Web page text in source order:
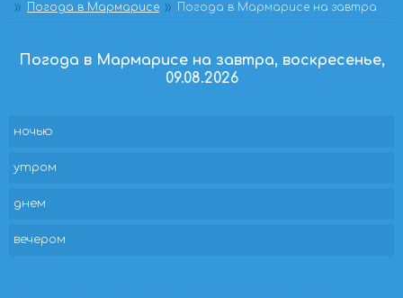
Погода в Мармарисе
Погода в Мармарисе на завтра
Погода в Мармарисе на завтра, воскресенье,
09.08.2026
ночью
утром
днем
вечером